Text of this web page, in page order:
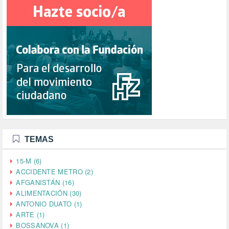
TEMAS
15-M (6)
ACCIDENTE METRO (2)
AFGANISTÁN (16)
ALIMENTACIÓN (30)
ANTONIO DUATO (1)
ARTE (1)
BOSSANOVA (1)